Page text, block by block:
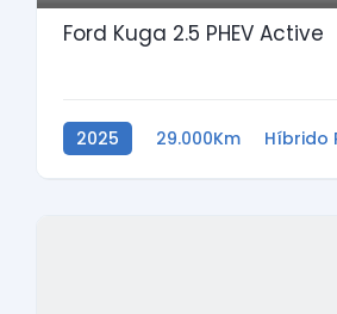
Ford Kuga 2.5 PHEV Active
2025 29.000Km Híbrido